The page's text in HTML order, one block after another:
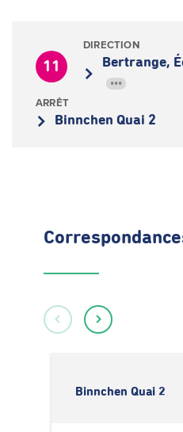
11
DIRECTION
Bertrange,
•••
ARRÊT
Binnchen Quai 2
Binnchen Quai 2